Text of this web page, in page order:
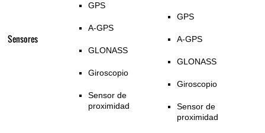
Sensores
GPS
A-GPS
GLONASS
Giroscopio
Sensor de
proximidad
GPS
A-GPS
GLONASS
Giroscopio
Sensor de
proximidad